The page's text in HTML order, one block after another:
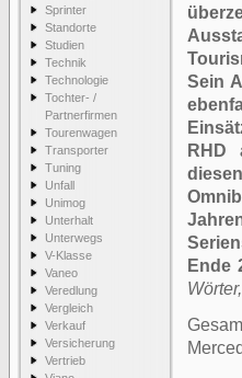
Sprinter
Standorte
Studien
Technik
Technologie
Tochter- /
Partnerfirmen
Tourenwagen
Transporter
Tuning
Unfall
Unimog
Unterhalt
Unterwegs
V-Klasse
Vaneo
Veredlung
Vergleich
Verkauf
Versicherung
Vertrieb
Sein
RHD
Ende